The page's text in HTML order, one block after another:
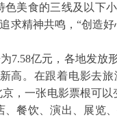
美食的三线及以下
求精神共鸣，“创造
7.58亿元，各地发放
高。在跟着电影去
，一张电影票根可以
餐饮、演出、展览